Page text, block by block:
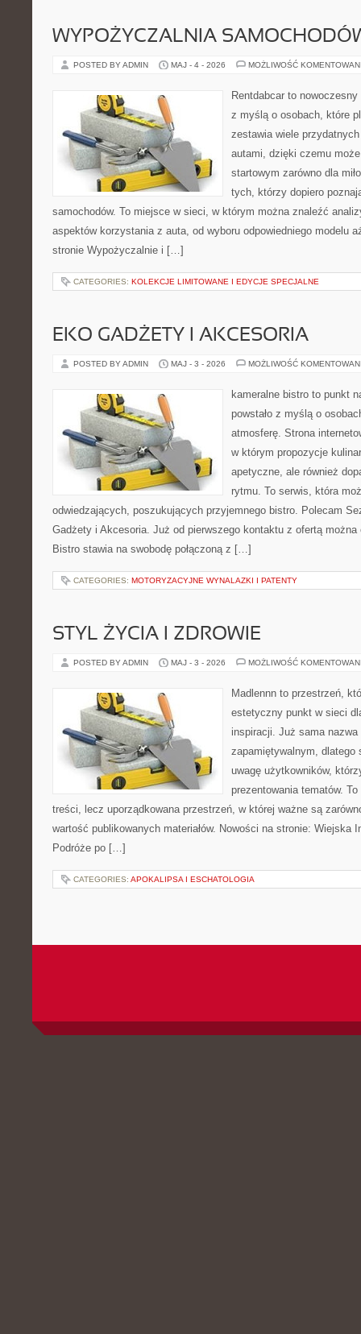
WYPOŻYCZALNIA
POSTED BY ADMIN MAJ - 4 - 2026 MOŻLIWOŚĆ
Rentdabcar to
z myślą o osobach, które
zestawia wiele
autami, dzięki czemu
startowym zarówno dla
tych, którzy dopiero
samochodów. To miejsce w sieci, w którym można znaleźć
aspektów korzystania z auta, od wyboru odpowiedniego modelu
stronie Wypożyczalnie i […]
CATEGORIES: KOLEKCJE LIMITOWANE I EDYCJE SPECJALNE
EKO GADŻETY I AKCESORIA
POSTED BY ADMIN MAJ - 3 - 2026 MOŻLIWOŚĆ
kameralne bistro to punkt
powstało z myślą o
atmosferę. Strona
w którym propozycje
apetyczne, ale również
rytmu. To serwis, która
odwiedzających, poszukujących przyjemnego bistro. Polecam
Gadżety i Akcesoria. Już od pierwszego kontaktu z ofertą
Bistro stawia na swobodę połączoną z […]
CATEGORIES: MOTORYZACYJNE WYNALAZKI I PATENTY
STYL ŻYCIA I ZDROWIE
POSTED BY ADMIN MAJ - 3 - 2026 MOŻLIWOŚĆ
Madlennn to przestrzeń,
estetyczny punkt w sieci
inspiracji. Już sama
zapamiętywalnym, dlatego
uwagę użytkowników,
prezentowania tematów.
treści, lecz uporządkowana przestrzeń, w której ważne są
wartość publikowanych materiałów. Nowości na stronie: Wiejska
Podróże po […]
CATEGORIES: APOKALIPSA I ESCHATOLOGIA